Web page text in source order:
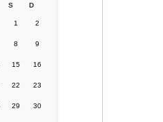
S D
1 2
8 9
15 16
22 23
29 30